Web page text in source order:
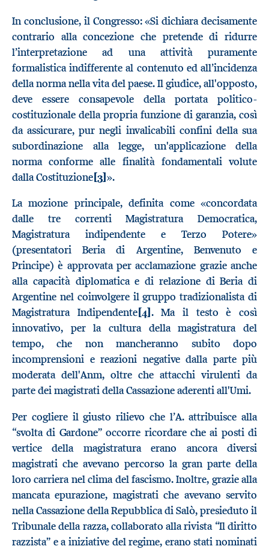
In conclusione, il Congresso: «Si dichiara decisamente
contrario alla concezione che pretende di ridurre
l’interpretazione ad una attività puramente
formalistica indifferente al contenuto ed all’incidenza
della norma nella vita del paese. Il giudice, all'opposto,
deve essere consapevole della portata politico-
costituzionale della propria funzione di garanzia, così
da assicurare, pur negli invalicabili confini della sua
subordinazione alla legge, un'applicazione della
norma conforme alle finalità fondamentali volute
dalla Costituzione[3]».
La mozione principale, definita come «concordata
dalle tre correnti Magistratura Democratica,
Magistratura indipendente e Terzo Potere»
(presentatori Beria di Argentine, Benvenuto e
Principe) è approvata per acclamazione grazie anche
alla capacità diplomatica e di relazione di Beria di
Argentine nel coinvolgere il gruppo tradizionalista di
Magistratura Indipendente[4]. Ma il testo è così
innovativo, per la cultura della magistratura del
tempo, che non mancheranno subito dopo
incomprensioni e reazioni negative dalla parte più
moderata dell'Anm, oltre che attacchi virulenti da
parte dei magistrati della Cassazione aderenti all'Umi.
Per cogliere il giusto rilievo che l’A. attribuisce alla
“svolta di Gardone” occorre ricordare che ai posti di
vertice della magistratura erano ancora diversi
magistrati che avevano percorso la gran parte della
loro carriera nel clima del fascismo. Inoltre, grazie alla
mancata epurazione, magistrati che avevano servito
nella Cassazione della Repubblica di Salò, presieduto il
Tribunale della razza, collaborato alla rivista “Il diritto
razzista” e a iniziative del regime, erano stati nominati